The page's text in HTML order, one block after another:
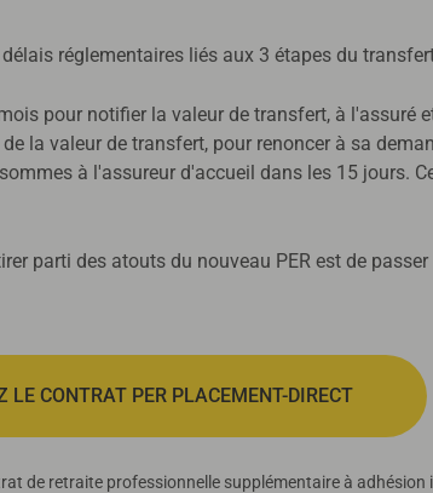
réglementaires liés aux 3 étapes du
pour notifier la valeur de transfert, à l'assuré
la valeur de transfert, pour renoncer à sa
à l'assureur d'accueil dans les 15 jours.
parti des atouts du nouveau PER est de passer
LE CONTRAT PER PLACEMENT-DIRECT
de retraite professionnelle supplémentaire à